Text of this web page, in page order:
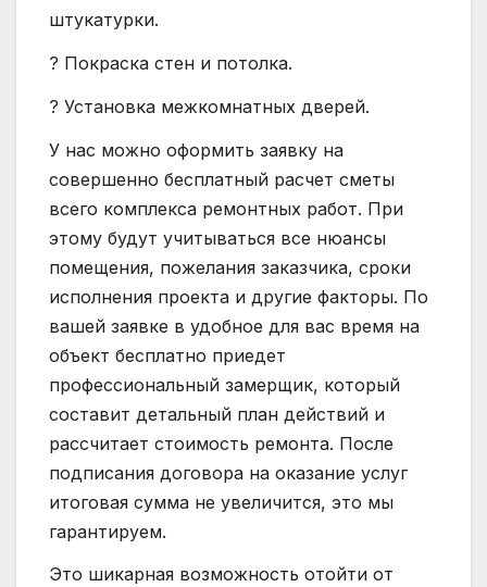
штукатурки.
? Покраска стен и потолка.
? Установка межкомнатных дверей.
У нас можно оформить заявку на
совершенно бесплатный расчет сметы
всего комплекса ремонтных работ. При
этому будут учитываться все нюансы
помещения, пожелания заказчика, сроки
исполнения проекта и другие факторы. По
вашей заявке в удобное для вас время на
объект бесплатно приедет
профессиональный замерщик, который
составит детальный план действий и
рассчитает стоимость ремонта. После
подписания договора на оказание услуг
итоговая сумма не увеличится, это мы
гарантируем.
Это шикарная возможность отойти от